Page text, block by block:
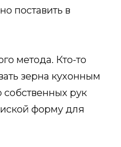
поставить в
метода. Кто-то
зерна кухонным
рук
форму для